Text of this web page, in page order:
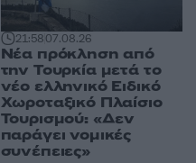
21:5807.08.26
Νέα πρόκληση από
την Τουρκία μετά το
νέο ελληνικό Ειδικό
Χωροταξικό Πλαίσιο
Τουρισμού: «Δεν
παράγει νομικές
συνέπειες»